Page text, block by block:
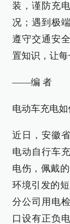
装，谨防充
况；遇到极
遵守交通安
置知识，让每
——编 者
电动车充电如
近日，安徽
电动自行车
电伤，佩戴
环境引发的
分公司用电
口设有正负